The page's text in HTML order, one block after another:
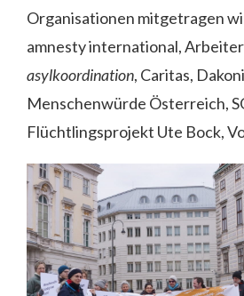
Organisationen mitgetragen
amnesty international,
asylkoordination, Caritas,
Menschenwürde Österreich,
Flüchtlingsprojekt Ute Bock,